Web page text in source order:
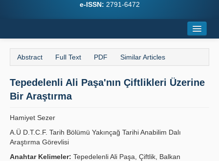
e-ISSN: 2791-6472
About
Journal Boards
Writing Rules
Principles
Publication Policies
Abstract Full Text PDF Similar Articles
Tepedelenli Ali Paşa'nın Çiftlikleri Üzerine
Bir Araştırma
Hamiyet Sezer
A.Ü D.T.C.F. Tarih Bölümü Yakınçağ Tarihi Anabilim Dalı
Araştırma Görevlisi
Anahtar Kelimeler: Tepedelenli Ali Paşa, Çiftlik, Balkan